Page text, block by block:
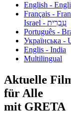
English -
Français -
עִבְרִית - Israel
Português -
Українська -
Englis - India
Multilingual
Aktuelle
für Alle
mit GRETA